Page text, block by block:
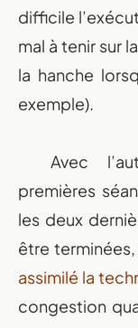
difficile
mal à tenir sur
la hanche
exemple).
Avec
premières
les deux
être
assimilé la
congestion